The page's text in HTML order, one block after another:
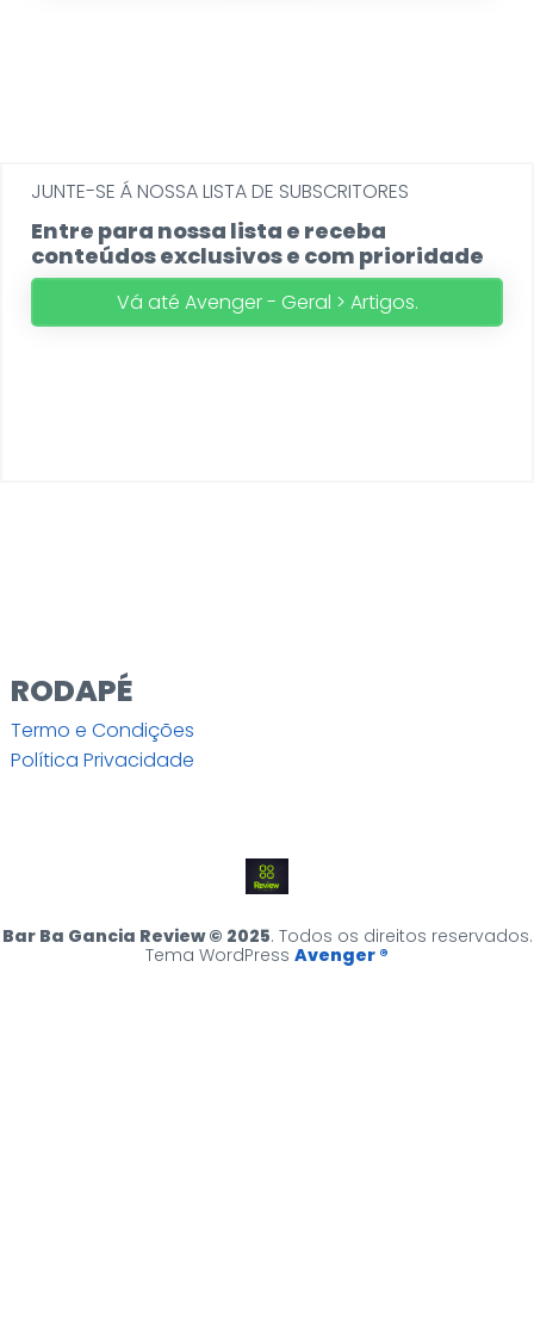
JUNTE-SE Á NOSSA LISTA DE SUBSCRITORES
Entre para nossa lista e receba
conteúdos exclusivos e com prioridade
Vá até Avenger - Geral > Artigos.
RODAPÉ
Termo e Condições
Política Privacidade
Bar Ba Gancia Review © 2025. Todos os direitos reservados.
Tema WordPress Avenger ®